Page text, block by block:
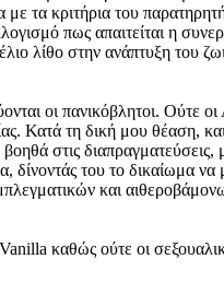
τα κριτήρια του
πως απαιτείται η
λίθο στην ανάπτυξη του
οι πανικόβλητοι. Ούτε
Κατά τη δική μου θέαση,
στις
του το δικαίωμα
και
καθώς ούτε οι